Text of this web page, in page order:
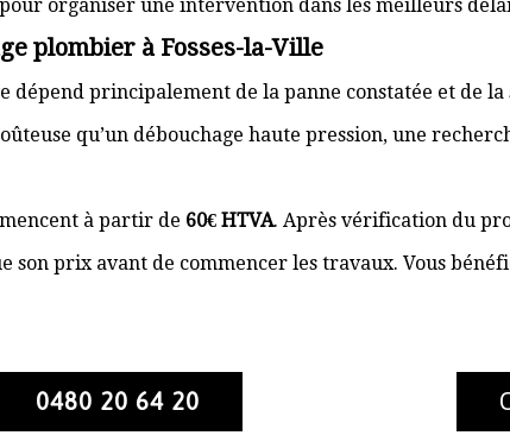
organiser une intervention dans les meilleurs
plombier à Fosses-la-Ville
dépend principalement de la panne constatée et de
qu’un débouchage haute pression, une
à partir de 60€ HTVA. Après vérification du
son prix avant de commencer les travaux. Vous
0480 20 64 20